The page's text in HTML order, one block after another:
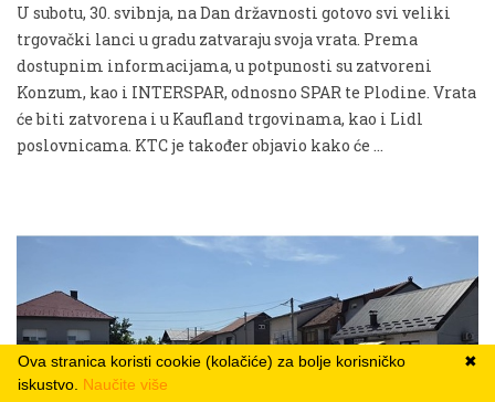
U subotu, 30. svibnja, na Dan državnosti gotovo svi veliki
trgovački lanci u gradu zatvaraju svoja vrata. Prema
dostupnim informacijama, u potpunosti su zatvoreni
Konzum, kao i INTERSPAR, odnosno SPAR te Plodine. Vrata
će biti zatvorena i u Kaufland trgovinama, kao i Lidl
poslovnicama. KTC je također objavio kako će …
✖
Ova stranica koristi cookie (kolačiće) za bolje korisničko
iskustvo. Naučite više